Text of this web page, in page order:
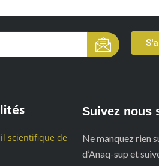
scientifique de
Suivez nous
Ne manquez rien
d’Anaq-sup et